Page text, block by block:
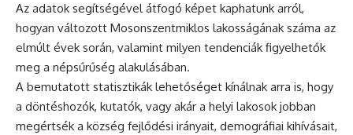
Az adatok segítségével átfogó képet kaphatunk arról,
hogyan változott Mosonszentmiklos lakosságának száma az
elmúlt évek során, valamint milyen tendenciák figyelhetők
meg a népsűrűség alakulásában.
A bemutatott statisztikák lehetőséget kínálnak arra is, hogy
a döntéshozók, kutatók, vagy akár a helyi lakosok jobban
megértsék a község fejlődési irányait, demográfiai kihívásait,